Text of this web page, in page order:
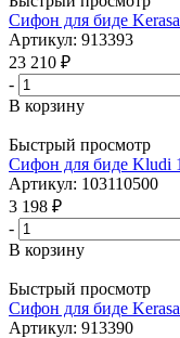
Сифон для биде
Артикул: 913393
23 210 ₽
-
В корзину
Быстрый просмотр
Сифон для биде Kludi
Артикул: 103110500
3 198 ₽
-
В корзину
Быстрый просмотр
Сифон для биде
Артикул: 913390